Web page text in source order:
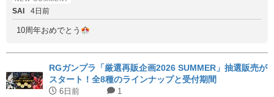
SAI 4日前
10周年おめでとう
RGガンプラ「厳選再販企画2026 SUMMER」抽選販売が
スタート！全8種のラインナップと受付期間
6日前 1